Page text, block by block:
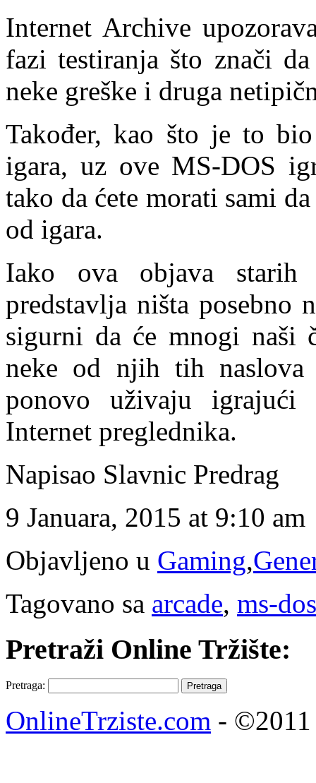
Internet Archive
fazi testiranja što znači
neke greške i druga
Također, kao što je to
igara, uz ove MS-DOS
tako da ćete morati sami
od igara.
Iako ova objava starih
predstavlja ništa posebno
sigurni da će mnogi naši
neke od njih tih naslova
ponovo uživaju
Internet preglednika.
Napisao Slavnic Predrag
9 Januara, 2015 at 9:10 am
Objavljeno u Gaming,
Tagovano sa arcade, ms-
Pretraži Online Tržište:
Pretraga:
OnlineTrziste.com - ©2011